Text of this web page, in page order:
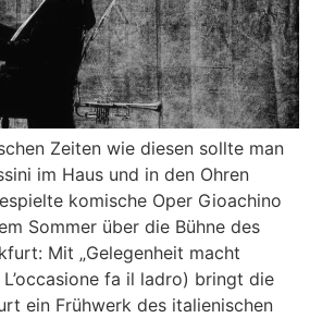
Zeiten wie diesen sollte man
im Haus und in den Ohren
komische Oper Gioachino
Sommer über die Bühne des
Mit „Gelegenheit macht
fa il ladro) bringt die
ein Frühwerk des italienischen